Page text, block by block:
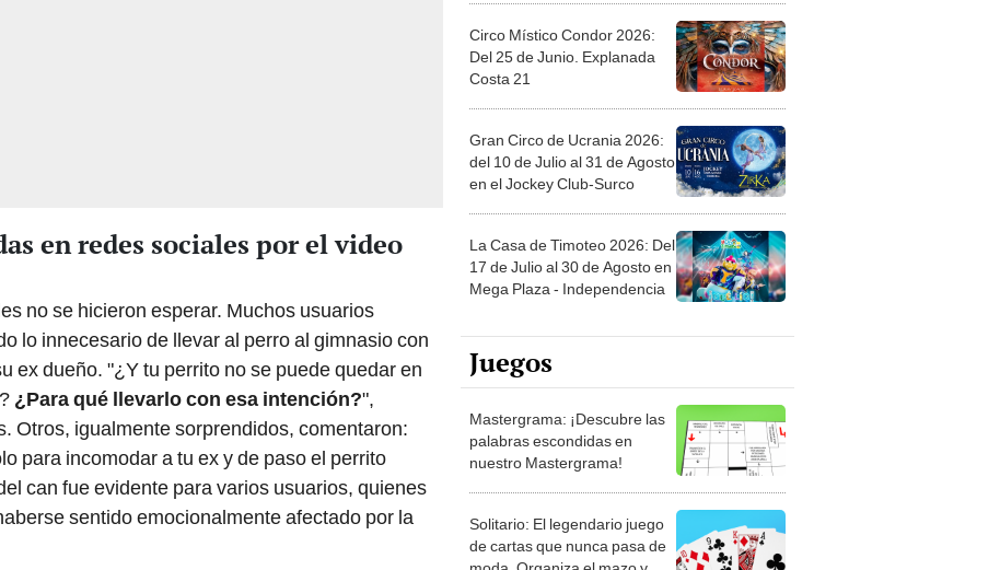
en redes sociales por el video
no se hicieron esperar. Muchos usuarios
lo innecesario de llevar al perro al gimnasio con
ex dueño. "¿Y tu perrito no se puede quedar en
¿Para qué llevarlo con esa intención?",
Otros, igualmente sorprendidos, comentaron:
para incomodar a tu ex y de paso el perrito
can fue evidente para varios usuarios, quienes
sentido emocionalmente afectado por la
Circo Místico Condor 2026:
Del 25 de Junio. Explanada
Costa 21
Gran Circo de Ucrania 2026:
del 10 de Julio al 31 de Agosto
en el Jockey Club-Surco
La Casa de Timoteo 2026: Del
17 de Julio al 30 de Agosto en
Mega Plaza - Independencia
Juegos
Mastergrama: ¡Descubre las
palabras escondidas en
nuestro Mastergrama!
Solitario: El legendario juego
de cartas que nunca pasa de